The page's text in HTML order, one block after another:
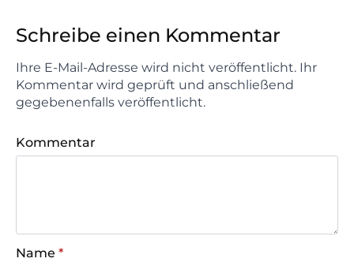
Schreibe einen Kommentar
Ihre E-Mail-Adresse wird nicht veröffentlicht. Ihr
Kommentar wird geprüft und anschließend
gegebenenfalls veröffentlicht.
Kommentar
Name *